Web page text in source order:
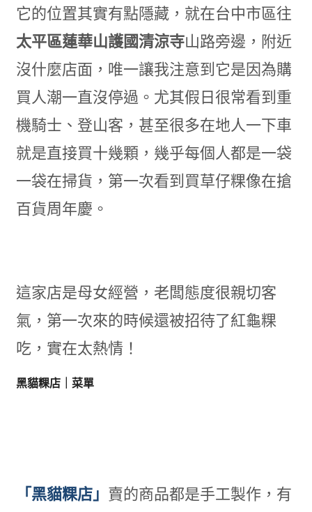
它的位置其實有點隱藏，就在台中市區往
太平區蓮華山護國清涼寺山路旁邊，附近
沒什麼店面，唯一讓我注意到它是因為購
買人潮一直沒停過。尤其假日很常看到重
機騎士、登山客，甚至很多在地人一下車
就是直接買十幾顆，幾乎每個人都是一袋
一袋在掃貨，第一次看到買草仔粿像在搶
百貨周年慶。
這家店是母女經營，老闆態度很親切客
氣，第一次來的時候還被招待了紅龜粿
吃，實在太熱情！
黑貓粿店｜菜單
「黑貓粿店」 賣的商品都是手工製作，有